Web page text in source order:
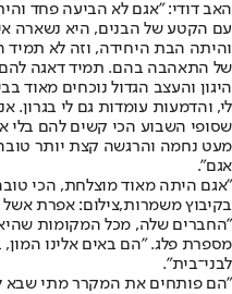
האב דודי: "אגם לא הביעה פחד
עם הקטע של הבנים, היא נשארה
והיתה הבת היחידה, וזה לא תמיד
של התאהבה בהם. תמיד דאגה
היגון והעצב הגדול נוכחים
לי, והדמעות עומדות גם לי בגרון.
שסופי השבוע הכי קשים להם בלי
מעט נחמה והרגשה קצת יותר
אגם".
"אגם היתה מאוד מוצלחת, הכי
בקיבוץ משמרות,צילום: אפרת אשל
"החברים שלה, מכל המקומות
מספרת פלג. "הם באים אלינו
לבני־בית".
"הם פותחים את המקרר מתי שבא